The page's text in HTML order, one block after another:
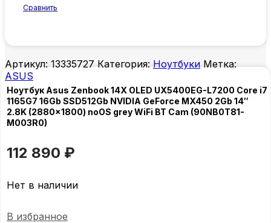
Сравнить
Артикул:13335727Категория: Ноутбуки Метка:
ASUS
Ноутбук Asus Zenbook 14X OLED UX5400EG-L7200 Core i7
1165G7 16Gb SSD512Gb NVIDIA GeForce MX450 2Gb 14″
2.8K (2880×1800) noOS grey WiFi BT Cam (90NB0T81-
M003R0)
112 890 ₽
Нет в наличии
В избранное